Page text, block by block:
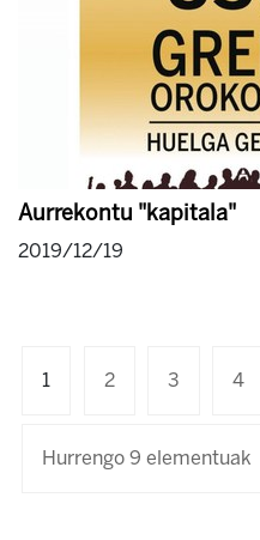
Aurrekontu "kapitala"
2019/12/19
1 2 3 4
Hurrengo 9 elementuak